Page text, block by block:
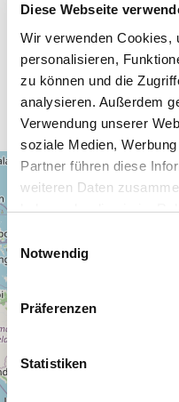
Diese Webseite
Wir verwenden Cookies,
personalisieren,
zu können und die
analysieren. Außerdem
Verwendung unserer
soziale Medien,
Partner führen diese
weiteren Daten
haben oder die sie im
Einwilligungsauswahl
Notwendig
Präferenzen
Statistiken
Unsere
+